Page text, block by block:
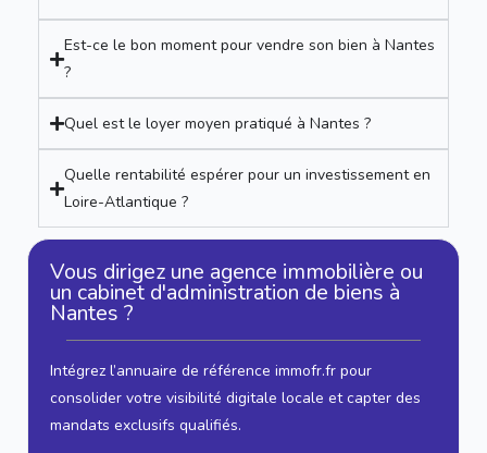
Est-ce le bon moment pour vendre son bien à Nantes
?
Quel est le loyer moyen pratiqué à Nantes ?
Quelle rentabilité espérer pour un investissement en
Loire-Atlantique ?
Vous dirigez une agence immobilière ou
un cabinet d'administration de biens à
Nantes ?
Intégrez l’annuaire de référence immofr.fr pour
consolider votre visibilité digitale locale et capter des
mandats exclusifs qualifiés.